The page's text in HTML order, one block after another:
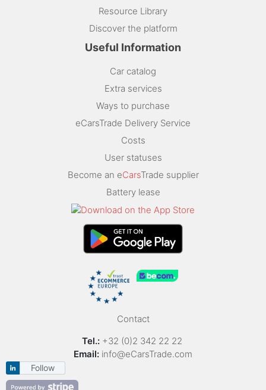
Resource Library
Discover the platform
Useful Information
Car catalog
Extra services
Ways to purchase
eCarsTrade Delivery Service
Costs
User statuses
Become an eCarsTrade supplier
Battery lease
Contact
Tel.: +32 (0)2 342 22 22
Email: info@eCarsTrade.com
Follow